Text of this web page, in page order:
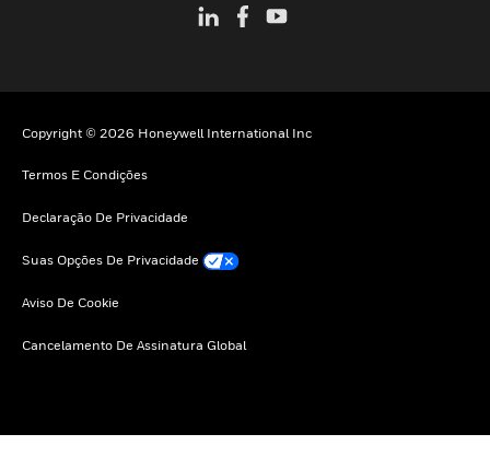
Copyright © 2026 Honeywell International Inc
Termos E Condições
Declaração De Privacidade
Suas Opções De Privacidade
Aviso De Cookie
Cancelamento De Assinatura Global